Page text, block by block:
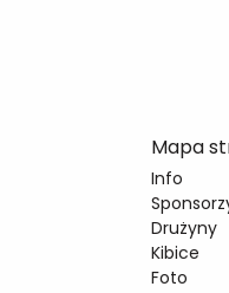
Mapa
Info
Drużyny
Kibice
Foto